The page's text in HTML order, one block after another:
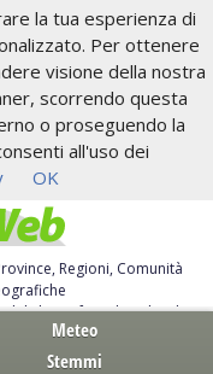
la tua esperienza di
Per ottenere
visione della nostra
scorrendo questa
o proseguendo la
all'uso dei
OK
Regioni, Comunità
leggi, free download
Meteo
Stemmi